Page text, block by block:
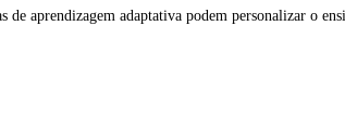
aprendizagem adaptativa podem personalizar o